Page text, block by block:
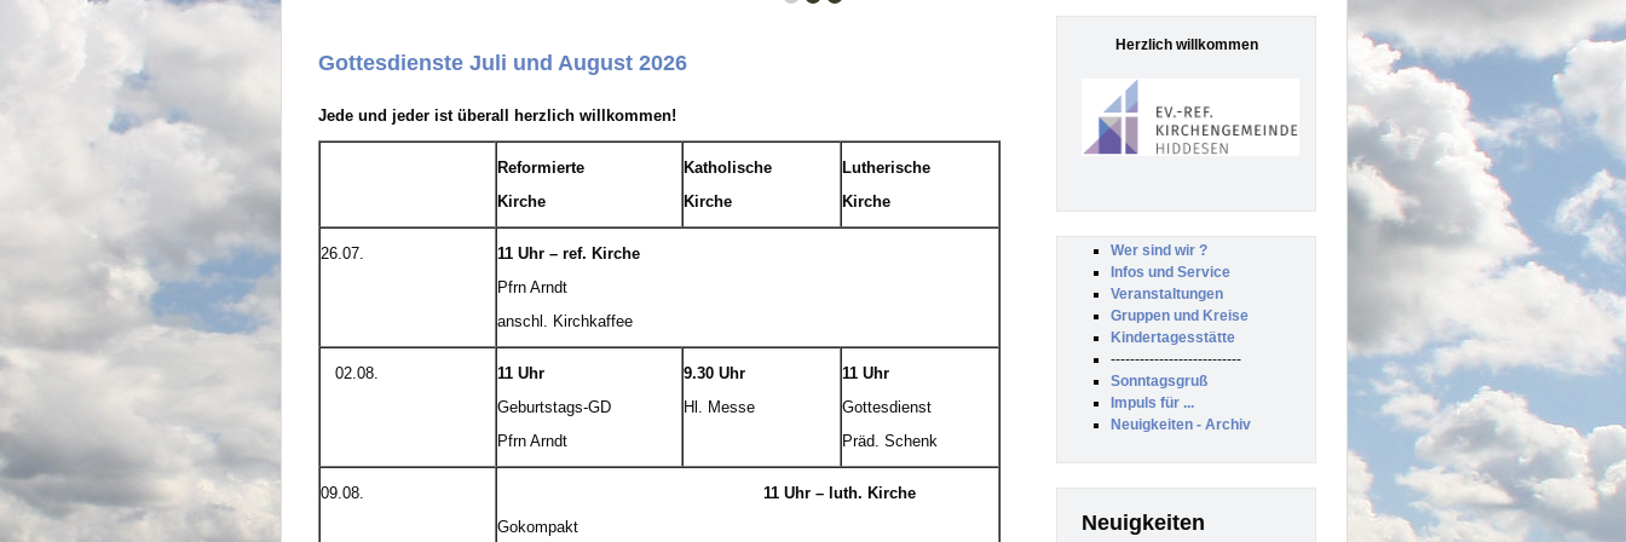
Gottesdienste Juli und August 2026
Jede und jeder ist überall herzlich willkommen!
Reformierte
Kirche
Katholische
Kirche
Lutherische
Kirche
26.07.
11 Uhr – ref. Kirche
Pfrn Arndt
anschl. Kirchkaffee
02.08.
11 Uhr
Geburtstags-GD
Pfrn Arndt
9.30 Uhr
Hl. Messe
11 Uhr
Gottesdienst
Präd. Schenk
09.08.
11 Uhr – luth. Kirche
Gokompakt
Herzlich willkommen
Wer sind wir ?
Infos und Service
Veranstaltungen
Gruppen und Kreise
Kindertagesstätte
---------------------------
Sonntagsgruß
Impuls für ...
Neuigkeiten - Archiv
Neuigkeiten